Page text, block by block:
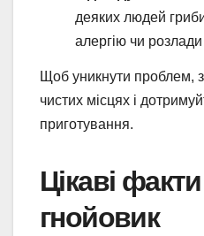
деяких людей
алергію чи
Щоб уникнути проблем,
чистих місцях і
приготування.
Цікаві
гнойовик